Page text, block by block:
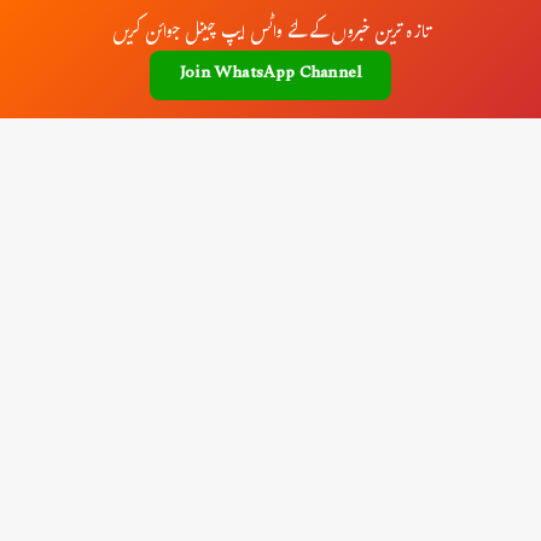
تازہ ترین خبروں کے لئے واٹس ایپ چینل جوائن کریں
Join WhatsApp Channel